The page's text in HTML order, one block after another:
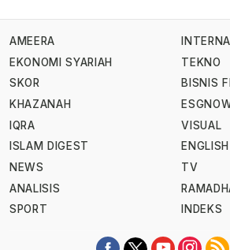
AMEERA
EKONOMI SYARIAH
SKOR
KHAZANAH
IQRA
ISLAM DIGEST
NEWS
ANALISIS
SPORT
TEKNO
BISNIS
VISUAL
ENGLISH
TV
INDEKS